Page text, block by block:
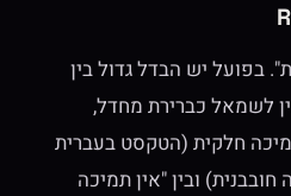
בפועל יש הבדל גדול בין
לשמאל כברירת מחדל,
חלקית (הטקסט בעברית
ובין "אין תמיכה